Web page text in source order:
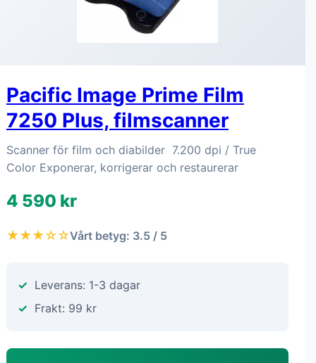
Pacific Image Prime Film
7250 Plus, filmscanner
Scanner för film och diabilder 7.200 dpi / True
Color Exponerar, korrigerar och restaurerar
4 590 kr
★★★☆☆Vårt betyg: 3.5 / 5
Leverans: 1-3 dagar
Frakt: 99 kr